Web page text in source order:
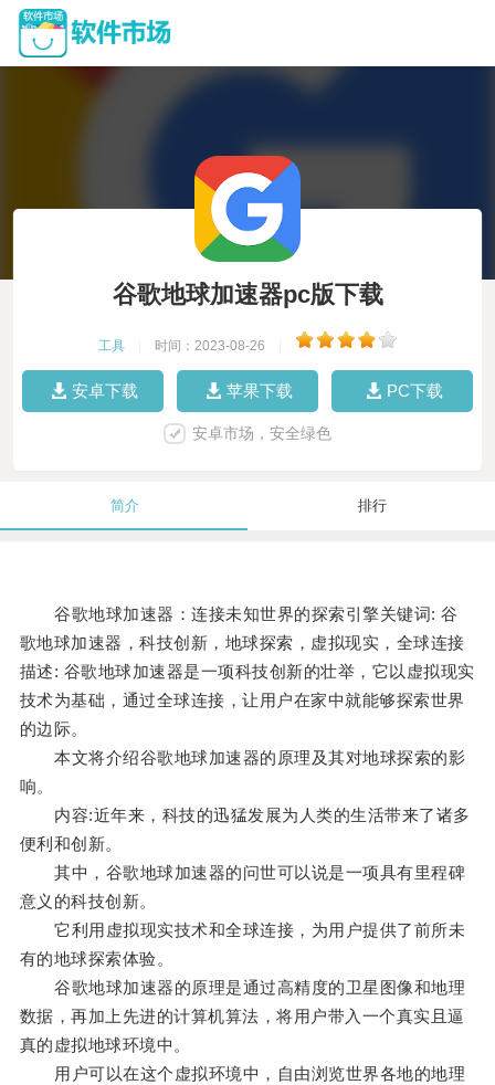
谷歌地球加速器pc版下载
工具 时间：2023-08-26
安卓下载 苹果下载 PC下载
安卓市场，安全绿色
简介 排行
谷歌地球加速器：连接未知世界的探索引擎关键词: 谷
歌地球加速器，科技创新，地球探索，虚拟现实，全球连接
描述: 谷歌地球加速器是一项科技创新的壮举，它以虚拟现实
技术为基础，通过全球连接，让用户在家中就能够探索世界
的边际。
本文将介绍谷歌地球加速器的原理及其对地球探索的影
响。
内容:近年来，科技的迅猛发展为人类的生活带来了诸多
便利和创新。
其中，谷歌地球加速器的问世可以说是一项具有里程碑
意义的科技创新。
它利用虚拟现实技术和全球连接，为用户提供了前所未
有的地球探索体验。
谷歌地球加速器的原理是通过高精度的卫星图像和地理
数据，再加上先进的计算机算法，将用户带入一个真实且逼
真的虚拟地球环境中。
用户可以在这个虚拟环境中，自由浏览世界各地的地理